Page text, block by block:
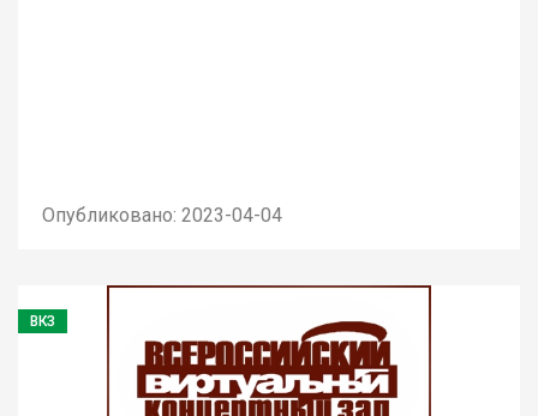
Опубликовано: 2023-04-04
ВКЗ